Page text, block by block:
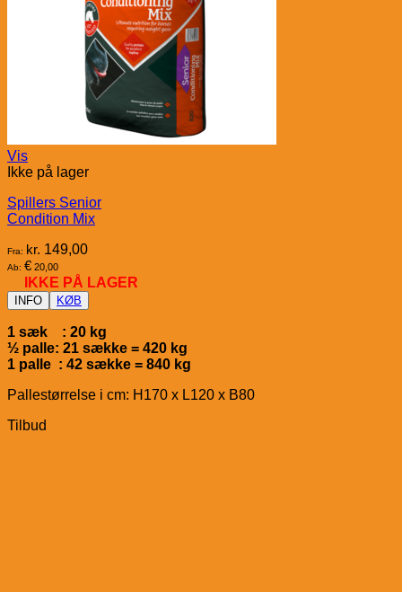
Vis
Ikke på lager
Spillers Senior
Condition Mix
Fra: kr. 149,00
Ab: € 20,00
IKKE PÅ LAGER
INFO KØB
1 sæk : 20 kg
½ palle: 21 sække = 420 kg
1 palle : 42 sække = 840 kg
Pallestørrelse i cm: H170 x L120 x B80
Tilbud